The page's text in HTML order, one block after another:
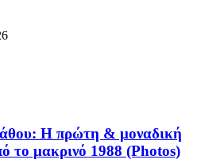
Η πρώτη & μοναδική
το μακρινό 1988 (Photos)